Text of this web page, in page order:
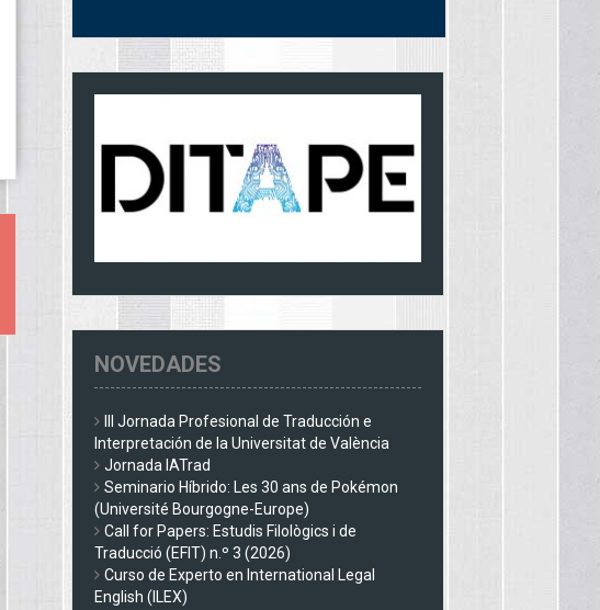
NOVEDADES
III Jornada Profesional de Traducción e
Interpretación de la Universitat de València
Jornada IATrad
Seminario Híbrido: Les 30 ans de Pokémon
(Université Bourgogne-Europe)
Call for Papers: Estudis Filològics i de
Traducció (EFIT) n.º 3 (2026)
Curso de Experto en International Legal
English (ILEX)